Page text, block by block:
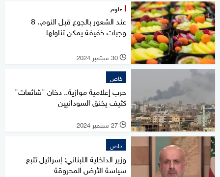
علوم
عند الشعور بالجوع قبل النوم.. 8
وجبات خفيفة يمكن تناولها
l 30 سبتمبر 2024
خاص
حرب إعلامية موازية.. دخان "شائعات"
كثيف يخنق السودانيين
l 27 سبتمبر 2024
خاص
وزير الداخلية اللبناني: إسرائيل تتبع
سياسة الأرض المحروقة